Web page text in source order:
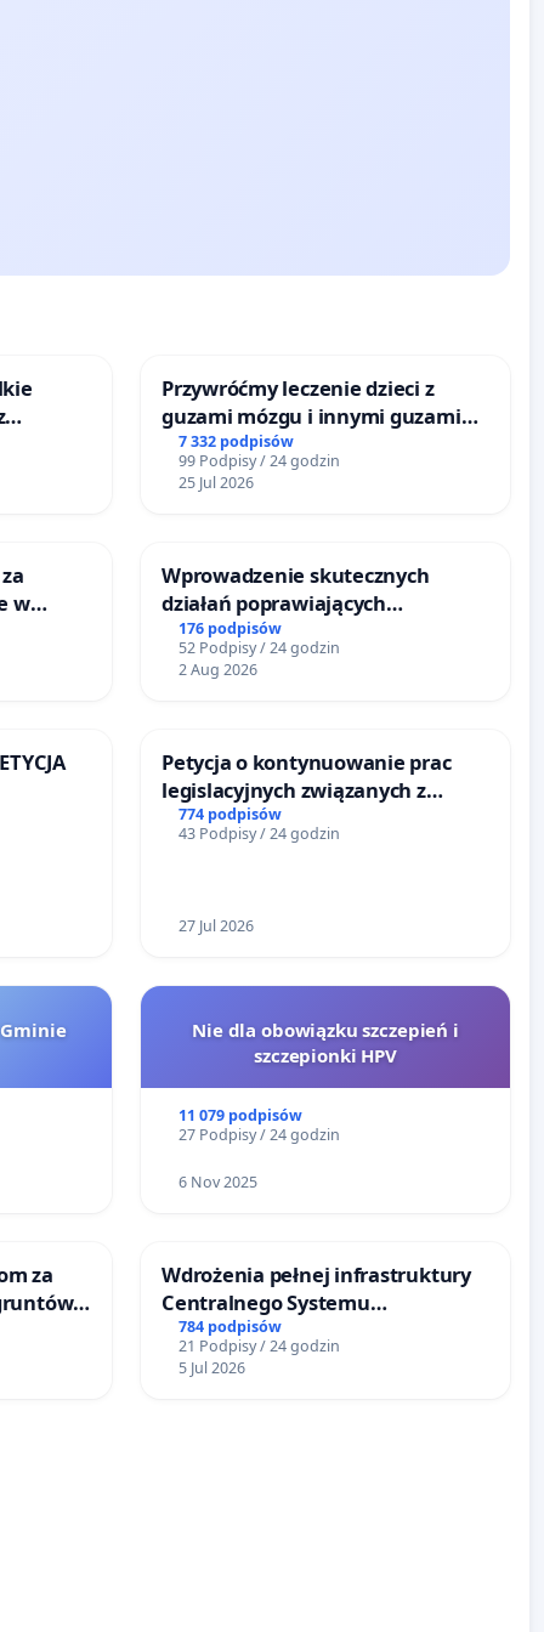
Przywróćmy leczenie dzieci z
guzami mózgu i innymi guzami
litymi do Górnośląskiego
Centrum Zdrowia Dziecka w
Katowicach
7 332 podpisów
99 Podpisy / 24 godzin
25 Jul 2026
w
Wprowadzenie skutecznych
działań poprawiających
bezpieczeństwo na ulicy
Żeromskiego w Otwocku
176 podpisów
52 Podpisy / 24 godzin
2 Aug 2026
Petycja o kontynuowanie prac
legislacyjnych związanych z
reformą prawa rodzinnego
774 podpisów
43 Podpisy / 24 godzin
27 Jul 2026
Nie dla obowiązku szczepień i
szczepionki HPV
11 079 podpisów
27 Podpisy / 24 godzin
6 Nov 2025
za
Wdrożenia pełnej infrastruktury
Centralnego Systemu
Dynamicznej Informacji
Pasażerskiej (CSDiP) na stacji
kolejowej w Łomży
784 podpisów
21 Podpisy / 24 godzin
5 Jul 2026